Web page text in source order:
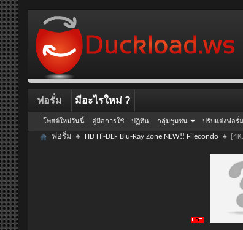
ฟอรั่ม
โพสต์ใหม่วันนี้ คู่มือการใช้ ปฏิทิน กลุ่มชุมชน ปรับแต่งฟอรั่ม
มีอะไรใหม่ ?
ฟอรั่ม HD Hi-DEF Blu-Ray Zone NEW!! Filecondo